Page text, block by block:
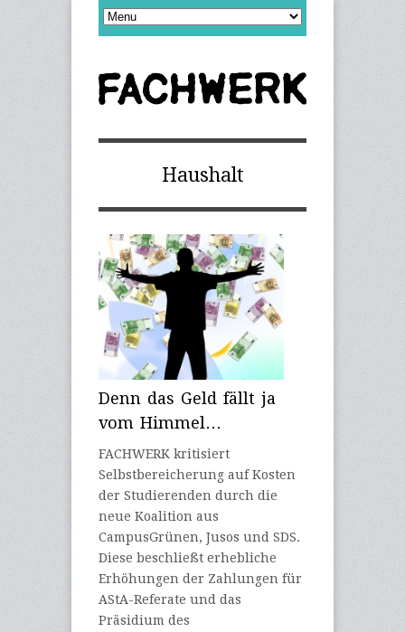
Haushalt
Denn das Geld fällt ja
vom Himmel…
FACHWERK kritisiert
Selbstbereicherung auf Kosten
der Studierenden durch die
neue Koalition aus
CampusGrünen, Jusos und SDS.
Diese beschließt erhebliche
Erhöhungen der Zahlungen für
AStA-Referate und das
Präsidium des